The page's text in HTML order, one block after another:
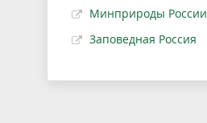
Минприроды России
Заповедная Россия